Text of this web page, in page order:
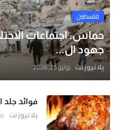
فلسطين
حماس: اجتماعات
جهود ال...
يلا نيوز نت يونيو 25, 2026
فوائد جلد
يلا نيوز نت